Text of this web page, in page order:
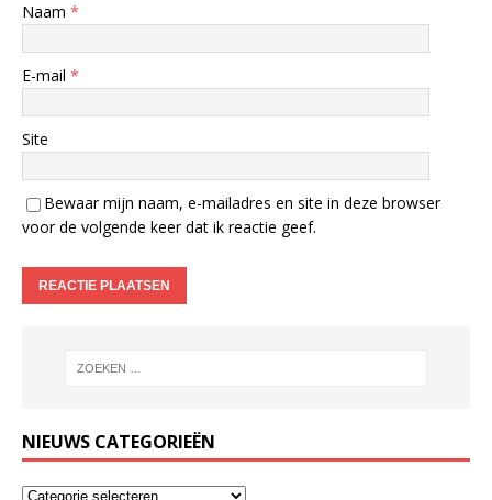
Naam *
E-mail *
Site
Bewaar mijn naam, e-mailadres en site in deze browser
voor de volgende keer dat ik reactie geef.
NIEUWS CATEGORIEËN